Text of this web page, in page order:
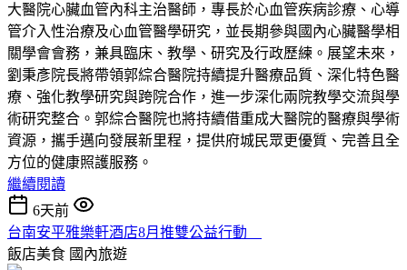
大醫院心臟血管內科主治醫師，專長於心血管疾病診療、心導
管介入性治療及心血管醫學研究，並長期參與國內心臟醫學相
關學會會務，兼具臨床、教學、研究及行政歷練。展望未來，
劉秉彥院長將帶領郭綜合醫院持續提升醫療品質、深化特色醫
療、強化教學研究與跨院合作，進一步深化兩院教學交流與學
術研究整合。郭綜合醫院也將持續借重成大醫院的醫療與學術
資源，攜手邁向發展新里程，提供府城民眾更優質、完善且全
方位的健康照護服務。
繼續閱讀
6天前
台南安平雅樂軒酒店8月推雙公益行動
飯店美食 國內旅遊